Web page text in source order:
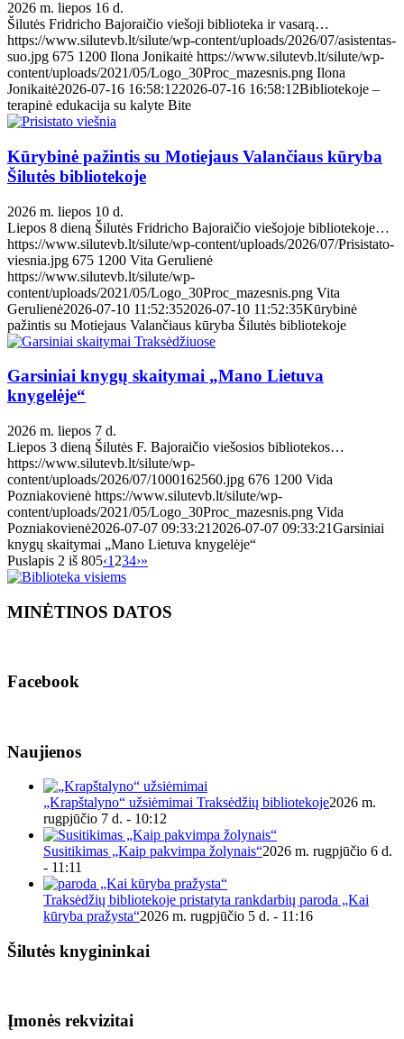
2026 m. liepos 16 d.
Šilutės Fridricho Bajoraičio viešoji biblioteka ir vasarą…
https://www.silutevb.lt/silute/wp-content/uploads/2026/07/asistentas-
suo.jpg 675 1200 Ilona Jonikaitė https://www.silutevb.lt/silute/wp-
content/uploads/2021/05/Logo_30Proc_mazesnis.png Ilona
Jonikaitė2026-07-16 16:58:122026-07-16 16:58:12Bibliotekoje –
terapinė edukacija su kalyte Bite
Kūrybinė pažintis su Motiejaus Valančiaus kūryba
Šilutės bibliotekoje
2026 m. liepos 10 d.
Liepos 8 dieną Šilutės Fridricho Bajoraičio viešojoje bibliotekoje…
https://www.silutevb.lt/silute/wp-content/uploads/2026/07/Prisistato-
viesnia.jpg 675 1200 Vita Gerulienė
https://www.silutevb.lt/silute/wp-
content/uploads/2021/05/Logo_30Proc_mazesnis.png Vita
Gerulienė2026-07-10 11:52:352026-07-10 11:52:35Kūrybinė
pažintis su Motiejaus Valančiaus kūryba Šilutės bibliotekoje
Garsiniai knygų skaitymai „Mano Lietuva
knygelėje“
2026 m. liepos 7 d.
Liepos 3 dieną Šilutės F. Bajoraičio viešosios bibliotekos…
https://www.silutevb.lt/silute/wp-
content/uploads/2026/07/1000162560.jpg 676 1200 Vida
Pozniakovienė https://www.silutevb.lt/silute/wp-
content/uploads/2021/05/Logo_30Proc_mazesnis.png Vida
Pozniakovienė2026-07-07 09:33:21 2026-07-07 09:33:21Garsiniai
knygų skaitymai „Mano Lietuva knygelėje“
Puslapis 2 iš 805‹1 234›»
MINĖTINOS DATOS
Facebook
Naujienos
„Krapštalyno“ užsiėmimai Traksėdžių bibliotekoje2026 m.
rugpjūčio 7 d. - 10:12
Susitikimas „Kaip pakvimpa žolynais“2026 m. rugpjūčio 6 d.
- 11:11
Traksėdžių bibliotekoje pristatyta rankdarbių paroda „Kai
kūryba pražysta“2026 m. rugpjūčio 5 d. - 11:16
Šilutės knygininkai
Įmonės rekvizitai